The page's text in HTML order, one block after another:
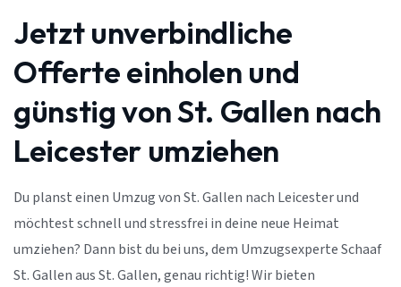
Jetzt unverbindliche
Offerte einholen und
günstig von St. Gallen nach
Leicester umziehen
Du planst einen Umzug von St. Gallen nach Leicester und
möchtest schnell und stressfrei in deine neue Heimat
umziehen? Dann bist du bei uns, dem Umzugsexperte Schaaf
St. Gallen aus St. Gallen, genau richtig! Wir bieten